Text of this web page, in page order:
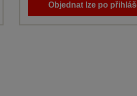
Objednat lze po